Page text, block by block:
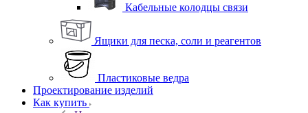
Кабельные колодцы связи
Ящики для песка, соли и реагентов
Пластиковые ведра
Проектирование изделий
Как купить